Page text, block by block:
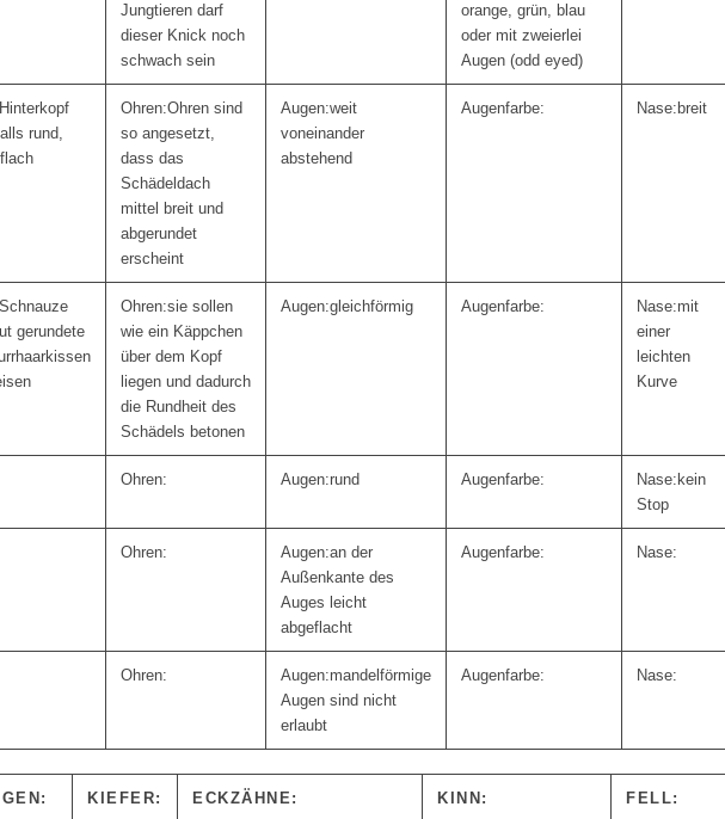
Jungtieren darf
dieser Knick noch
schwach sein
orange, grün, blau
oder mit zweierlei
Augen (odd eyed)
Hinterkopf
rund,
Ohren sind
so angesetzt,
dass das
Schädeldach
mittel breit und
abgerundet
erscheint
weit
voneinander
abstehend
breit
Schnauze
gerundete
sie sollen
wie ein Käppchen
über dem Kopf
liegen und dadurch
die Rundheit des
Schädels betonen
gleichförmig
mit
einer
leichten
Kurve
rund
kein
Stop
an der
Außenkante des
Auges leicht
abgeflacht
mandelförmige
Augen sind nicht
erlaubt
KIEFER: ECKZÄHNE: KINN: FELL: